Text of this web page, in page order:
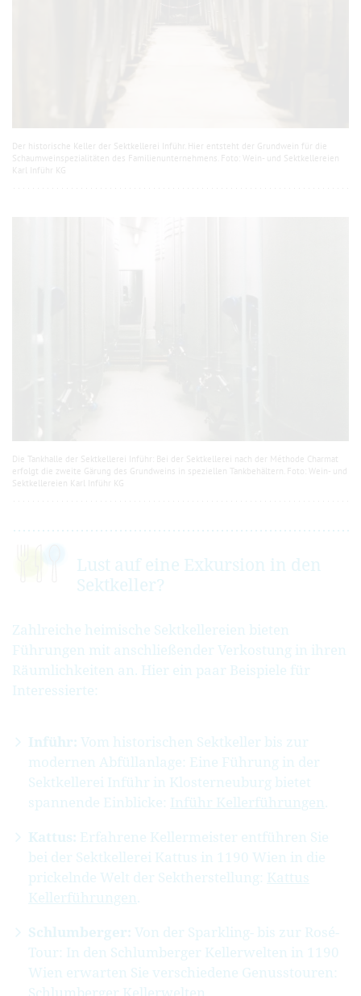
Der historische Keller der Sektkellerei Inführ. Hier entsteht der Grundwein für die
Schaumweinspezialitäten des Familienunternehmens. Foto: Wein- und Sektkellereien
Karl Inführ KG
Die Tankhalle der Sektkellerei Inführ: Bei der Sektkellerei nach der Méthode Charmat
erfolgt die zweite Gärung des Grundweins in speziellen Tankbehältern. Foto: Wein- und
Sektkellereien Karl Inführ KG
Lust auf eine Exkursion in den
Sektkeller?
Zahlreiche heimische Sektkellereien bieten
Führungen mit anschließender Verkostung in ihren
Räumlichkeiten an. Hier ein paar Beispiele für
Interessierte:
Inführ: Vom historischen Sektkeller bis zur
modernen Abfüllanlage: Eine Führung in der
Sektkellerei Inführ in Klosterneuburg bietet
spannende Einblicke: Inführ Kellerführungen
Kattus: Erfahrene Kellermeister entführen Sie
bei der Sektkellerei Kattus in 1190 Wien in die
prickelnde Welt der Sektherstellung: Kattus
Kellerführungen
Schlumberger: Von der Sparkling- bis zur Rosé-
Tour: In den Schlumberger Kellerwelten in 1190
Wien erwarten Sie verschiedene Genusstouren:
Schlumberger Kellerwelten